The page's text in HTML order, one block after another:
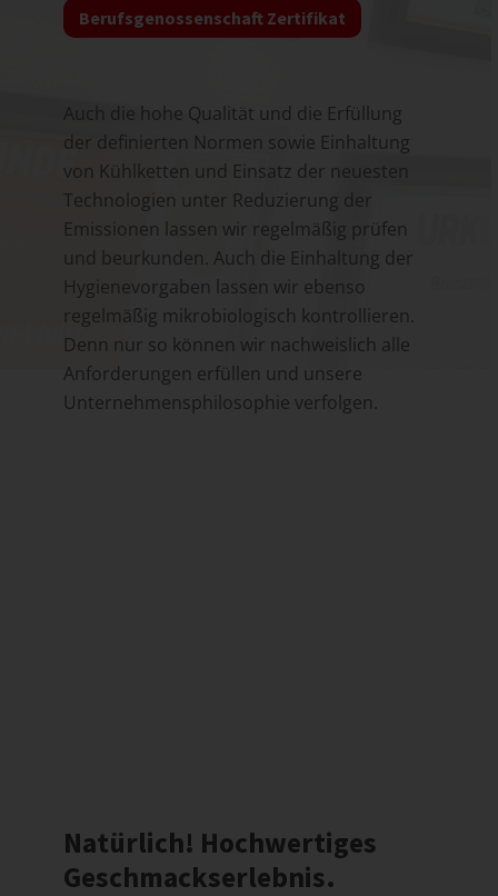
Berufsgenossenschaft Zertifikat
Auch die hohe Qualität und die Erfüllung
der definierten Normen sowie Einhaltung
von Kühlketten und Einsatz der neuesten
Technologien unter Reduzierung der
Emissionen lassen wir regelmäßig prüfen
und beurkunden. Auch die Einhaltung der
Hygienevorgaben lassen wir ebenso
regelmäßig mikrobiologisch kontrollieren.
Denn nur so können wir nachweislich alle
Anforderungen erfüllen und unsere
Unternehmensphilosophie verfolgen.
Natürlich! Hochwertiges
Geschmackserlebnis.